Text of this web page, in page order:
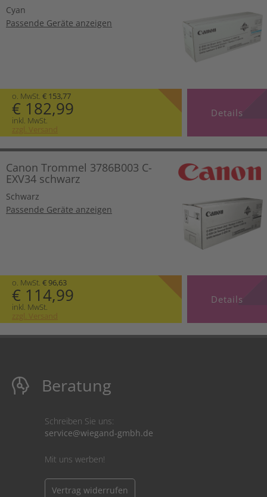
Cyan
Passende Geräte anzeigen
o. MwSt. € 153,77
€ 182,99
inkl. MwSt.
zzgl. Versand
Details
Canon Trommel 3786B003 C-
EXV34 schwarz
Schwarz
Passende Geräte anzeigen
o. MwSt. € 96,63
€ 114,99
inkl. MwSt.
zzgl. Versand
Details
Beratung
Schreiben Sie uns:
service@wiegand-gmbh.de
Mit uns werben!
Vertrag widerrufen